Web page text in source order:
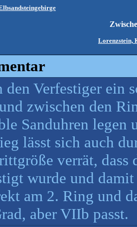
Lorenzstein,
den Verfestiger ein
zwischen den
Sanduhren
lässt sich auch
verrät, dass
wurde und
am 2. Ring und
aber VIIb passt.